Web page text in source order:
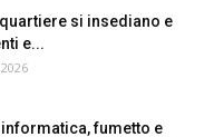
si insediano e
e...
fumetto e